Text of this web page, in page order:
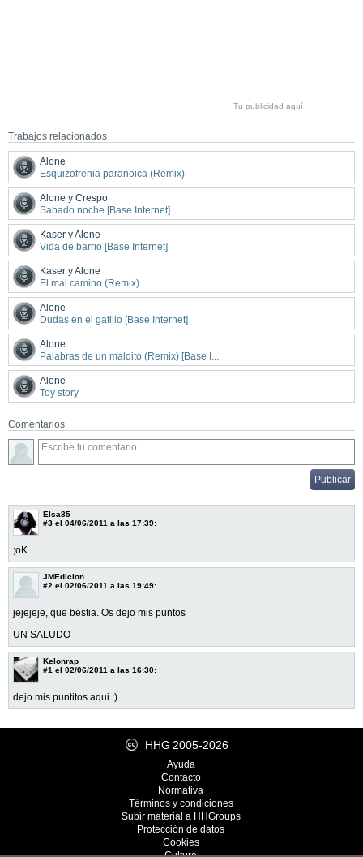
Tu publicidad aquí
Trabajos relacionados
Alone
Esquizofrenia paranoica (Remix)
Alone y Crespo
Sabado noche [Base Internet]
Kaser y Alone
Vida de barrio [Base Internet]
Kaser y Alone
El mal camino (Remix)
Alone
Dudas en el gatillo [Base Internet]
Alone
Palabras de un maldito (Remix) [Base I...
Alone
Toy story
Comentarios
Elsa85
#3 el 04/06/2011 a las 17:39:
;oK
JMEdicion
#2 el 02/06/2011 a las 19:49:
jejejeje, que bestia. Os dejo mis puntos
UN SALUDO
Kelonrap
#1 el 02/06/2011 a las 16:30:
dejo mis puntitos aqui :)
HHG 2005-2026
Ayuda
Contacto
Normativa
Términos y condiciones
Subir material a HHGroups
Protección de datos
Cookies